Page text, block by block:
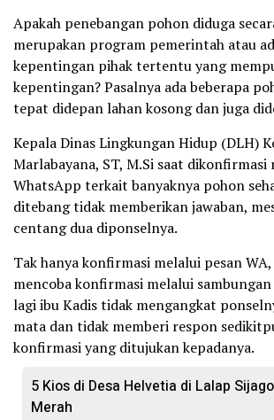
Apakah penebangan pohon diduga
merupakan program pemerintah atau
kepentingan pihak tertentu yang
kepentingan? Pasalnya ada beberapa
tepat didepan lahan kosong dan juga
Kepala Dinas Lingkungan Hidup (DLH)
Marlabayana, ST, M.Si saat dikonfirmasi
WhatsApp terkait banyaknya pohon
ditebang tidak memberikan jawaban,
centang dua diponselnya.
Tak hanya konfirmasi melalui pesan
mencoba konfirmasi melalui
lagi ibu Kadis tidak mengangkat
mata dan tidak memberi respon
konfirmasi yang ditujukan kepadanya.
5 Kios di Desa Helvetia di Lalap Sijago
Merah